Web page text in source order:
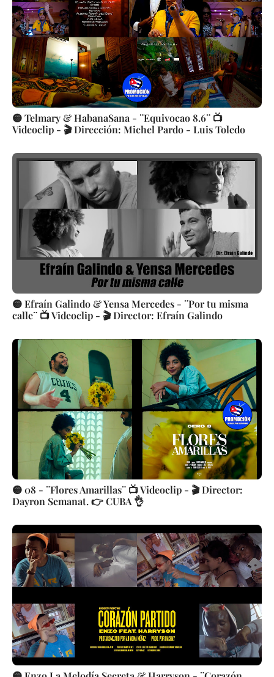
🟡 Telmary & HabanaSana - ¨Equivocao 8.6¨ 📺
Videoclip - 🎬 Dirección: Michel Pardo - Luis Toledo
🟡 Efraín Galindo & Yensa Mercedes - ¨Por tu misma
calle¨ 📺 Videoclip - 🎬 Director: Efraín Galindo
🟡 08 - ¨Flores Amarillas¨ 📺 Videoclip - 🎬 Director:
Dayron Semanat. 👉 CUBA 👌